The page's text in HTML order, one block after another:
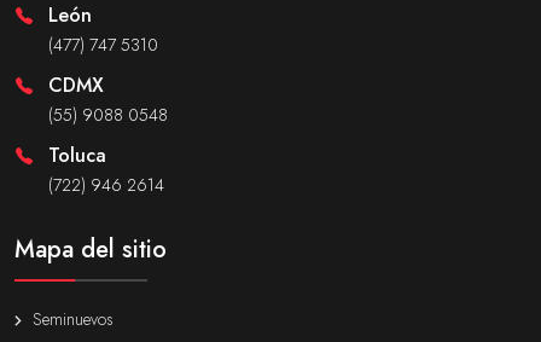
León
(477) 747 5310
CDMX
(55) 9088 0548
Toluca
(722) 946 2614
Mapa del sitio
Seminuevos